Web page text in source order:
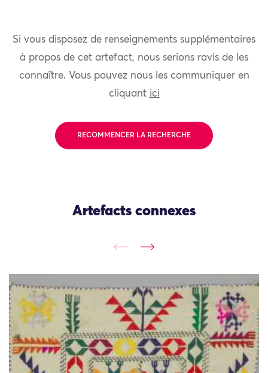
Si vous disposez de renseignements supplémentaires
à propos de cet artefact, nous serions ravis de les
connaître. Vous pouvez nous les communiquer en
cliquant ici
RECOMMENCER LA RECHERCHE
Artefacts connexes